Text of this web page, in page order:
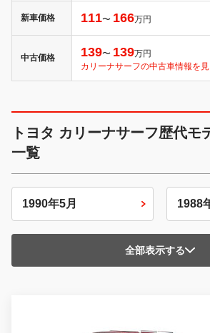
新車価格 111〜 166万円
中古価格 139〜 139万円
カリーナサーフの中古車情報を
トヨタ カリーナサーフ歴代モ
一覧
1990年5月 1988
全部表示する